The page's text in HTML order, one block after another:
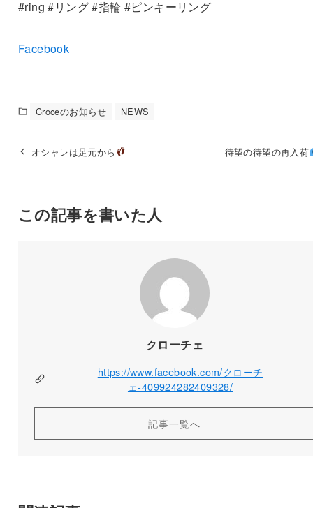
#ring #リング #指輪 #ピンキーリング
Facebook
Croceのお知らせ NEWS
オシャレは足元から 待望の待望の再入荷
この記事を書いた人
クローチェ
https://www.facebook.com/クローチ
ェ-409924282409328/
記事一覧へ